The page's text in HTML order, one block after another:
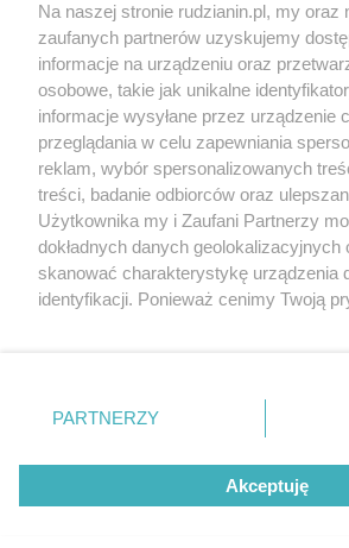
Wydawca mediów lokalnych
Nie zapomnij
zapoznać się z:
polityką prywatności regulamin
Twojemiasto
Piekary Śląskie
Chorzów
Tarnowskie Góry
Gliwice
Kontakt
Wydawca
Redakcja
Na naszej stronie rudzianin.pl, my oraz
zaufanych partnerów uzyskujemy
informacje na urządzeniu oraz
osobowe, takie jak unikalne
informacje wysyłane przez urządzenie
przeglądania w celu zapewniania
reklam, wybór spersonalizowanych
treści, badanie odbiorców oraz
Użytkownika my i Zaufani Partnerzy
dokładnych danych geolokalizacyjnych
skanować charakterystykę urządzenia
identyfikacji. Ponieważ cenimy Twoją
prywatności znajdujący się w lewym
. Niektóre rodzaje przetwarzania
zgody użytkownika, ale masz prawo
takiemu przetwarzaniu. Preferencje będą
zastosowania tylko na tej witrynie.
PARTNERZY
Akceptuję